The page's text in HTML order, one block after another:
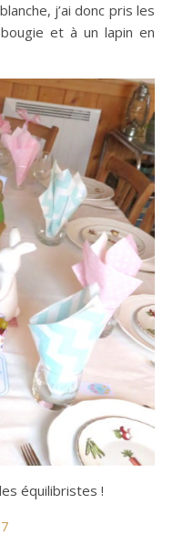
j’ai donc pris les
et à un lapin en
équilibristes !